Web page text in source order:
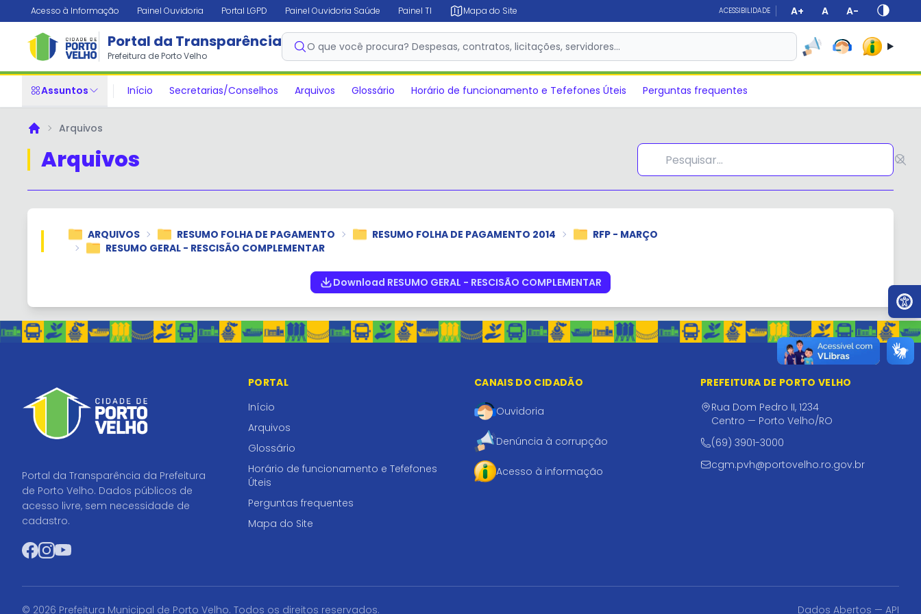
Acesso à Informação Painel Ouvidoria Portal LGPD Painel Ouvidoria Saúde Painel TI Mapa do Site ACESSIBILIDADE A+ A A-
Portal da Transparência
Prefeitura de Porto Velho
O que você procura? Despesas, contratos, licitações, servidores…
Assuntos Início Secretarias/Conselhos Arquivos Glossário Horário de funcionamento e Tefefones Úteis Perguntas frequentes
PrincipalArquivos
Arquivos
ARQUIVOS RESUMO FOLHA DE PAGAMENTO RESUMO FOLHA DE PAGAMENTO 2014
RFP - MARÇO
RESUMO GERAL - RESCISÃO COMPLEMENTAR
Download RESUMO GERAL - RESCISÃO COMPLEMENTAR
Portal da Transparência da Prefeitura
de Porto Velho. Dados públicos de
acesso livre, sem necessidade de
cadastro.
Facebook
Instagram
YouTube
PORTAL
Início
Arquivos
Glossário
Horário de funcionamento e Tefefones
Úteis
Perguntas frequentes
Mapa do Site
CANAIS DO CIDADÃO
Ouvidoria
Denúncia à corrupção
Acesso à informação
PREFEITURA DE PORTO VELHO
Rua Dom Pedro II, 1234
Centro — Porto Velho/RO
(69) 3901-3000
cgm.pvh@portovelho.ro.gov.br
© 2026 Prefeitura Municipal de Porto Velho. Todos os direitos reservados. Dados Abertos — API
✕
Ir